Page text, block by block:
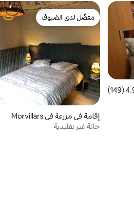
4.97 من 5، 149 مراجعات
4.97
مفضّل لدى الضيوف
مفضّل لدى الضيوف
إقامة في مزرعة في Morvillars
حانة غير تقليدية